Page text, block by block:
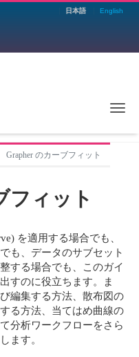
日本語 English
Grapher のカーブフィット
フィット
を適用する場合でも、
も、データのサブセット
する場合でも、このガイ
すのに役立ちます。ま
編集する方法、散布図の
る方法、当てはめ曲線の
分析ワークフローをさら
ます。